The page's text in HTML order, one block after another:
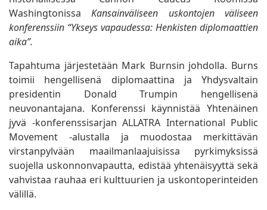
WashingtonissaKansainväliseen uskontojen väliseen
konferenssiin “Ykseys vapaudessa: Henkisten diplomaattien
aika”.
Tapahtuma järjestetään Mark Burnsin johdolla. Burns
toimii hengellisenä diplomaattina ja Yhdysvaltain
presidentin Donald Trumpin hengellisenä
neuvonantajana. Konferenssi käynnistää Yhtenäinen
jyvä -konferenssisarjan ALLATRA International Public
Movement -alustalla ja muodostaa merkittävän
virstanpylvään maailmanlaajuisissa pyrkimyksissä
suojella uskonnonvapautta, edistää yhtenäisyyttä sekä
vahvistaa rauhaa eri kulttuurien ja uskontoperinteiden
välillä.